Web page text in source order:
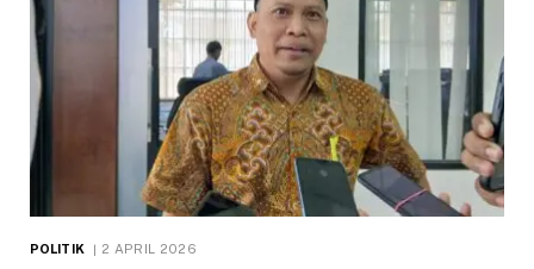
POLITIK 2 APRIL 2026